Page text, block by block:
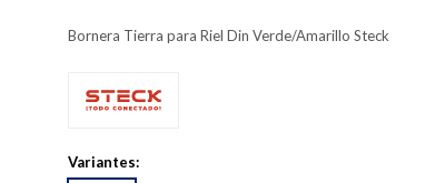
Bornera Tierra para Riel Din Verde/Amarillo Steck
Variantes: